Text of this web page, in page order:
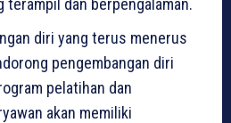
diri yang terus menerus
pengembangan diri
pelatihan dan
akan memiliki